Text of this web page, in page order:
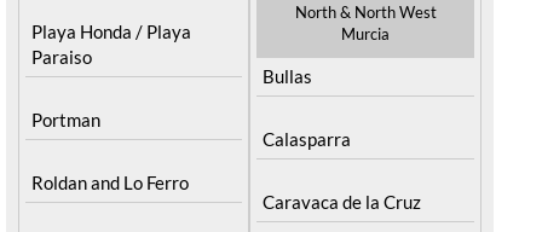
Playa Honda / Playa
Paraiso
Portman
Roldan and Lo Ferro
North & North West
Murcia
Bullas
Calasparra
Caravaca de la Cruz